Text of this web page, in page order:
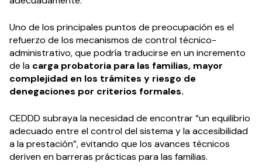
Uno de los principales puntos de preocupación es el
refuerzo de los mecanismos de control técnico-
administrativo, que podría traducirse en un incremento
de la carga probatoria para las familias, mayor
complejidad en los trámites y riesgo de
denegaciones por criterios formales.
CEDDD subraya la necesidad de encontrar “un equilibrio
adecuado entre el control del sistema y la accesibilidad
a la prestación”, evitando que los avances técnicos
deriven en barreras prácticas para las familias.